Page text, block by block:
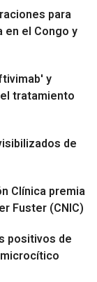
para
en el Congo y
y
tratamiento
de
Clínica premia
Fuster (CNIC)
positivos de